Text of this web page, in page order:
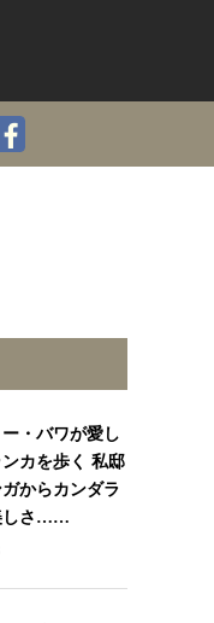
・バワが愛し
カを歩く 私邸
からカンダラ
しさ……